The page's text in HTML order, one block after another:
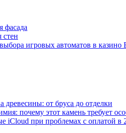
фасада
стен
игровых автоматов в казино
древесины: от бруса до отделки
почему этот камень требует
iCloud при проблемах с оплатой в